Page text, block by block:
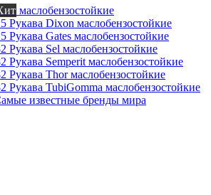
маслобензостойкие
Рукава Dixon маслобензостойкие
Рукава Gates маслобензостойкие
Рукава Sel маслобензостойкие
Рукава Semperit маслобензостойкие
Рукава Thorмаслобензостойкие
Рукава TubiGomma маслобензостойкие
известные бренды мира